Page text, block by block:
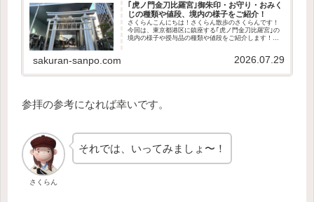
｢虎ノ門金刀比羅宮｣御朱印・お守り・おみく
じの種類や値段、境内の様子をご紹介！
さくらんこんにちは！さくらん散歩のさくらんです！
今回は、東京都港区に鎮座する｢虎ノ門金刀比羅宮｣の
境内の様子や授与品の種類や値段をご紹介します！歴
sakuran-sanpo.com 2026.07.29
参拝の参考になれば幸いです。
さくらん
それでは、いってみましょ〜！